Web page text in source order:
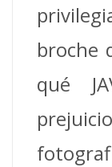
broche
qué